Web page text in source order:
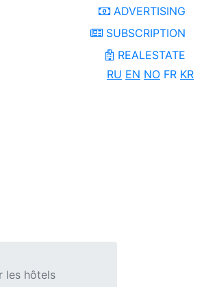
ADVERTISING
SUBSCRIPTION
REALESTATE
RU EN NO FR KR
les hôtels